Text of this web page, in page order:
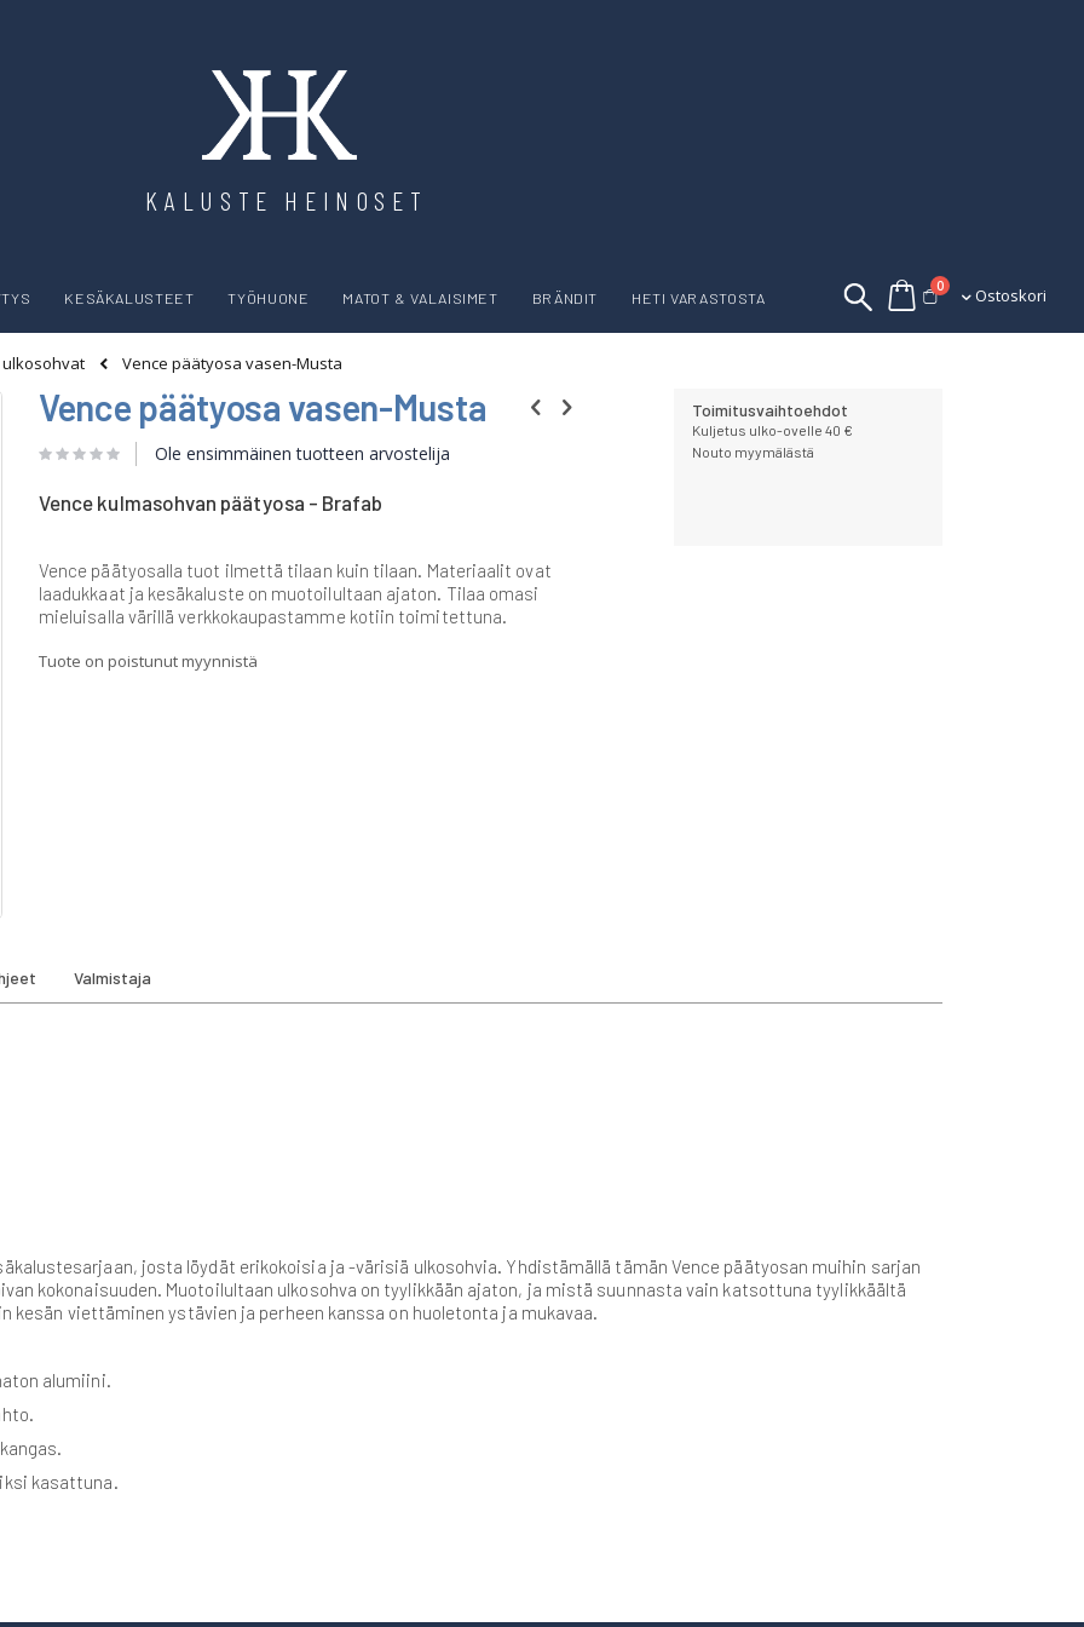
KALUSTE HEINOSET
Ostoskori
0tuotettaOstoskori
KESÄKALUSTEET TYÖHUONE MATOT & VALAISIMET BRÄNDIT HETI VARASTOSTA
Vence päätyosa vasen-Musta
Vence päätyosa vasen-Musta
Ole ensimmäinen tuotteen arvostelija
Vence kulmasohvan päätyosa - Brafab
Vence päätyosalla tuot ilmettä tilaan kuin tilaan. Materiaalit ovat
laadukkaat ja kesäkaluste on muotoilultaan ajaton. Tilaa omasi
mieluisalla värillä verkkokaupastamme kotiin toimitettuna.
Tuote on poistunut myynnistä
Toimitusvaihtoehdot
Kuljetus ulko-ovelle 40 €
Nouto myymälästä
josta löydät erikokoisia ja -värisiä ulkosohvia. Yhdistämällä tämän Vence päätyosan muihin sarjan
kokonaisuuden. Muotoilultaan ulkosohva on tyylikkään ajaton, ja mistä suunnasta vain katsottuna tyylikkäältä
viettäminen ystävien ja perheen kanssa on huoletonta ja mukavaa.
alumiini.
kasattuna.
Valmistaja